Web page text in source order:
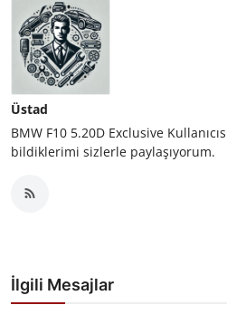
Üstad
BMW F10 5.20D Exclusive
bildiklerimi sizlerle paylaşıyorum.
İlgili Mesajlar